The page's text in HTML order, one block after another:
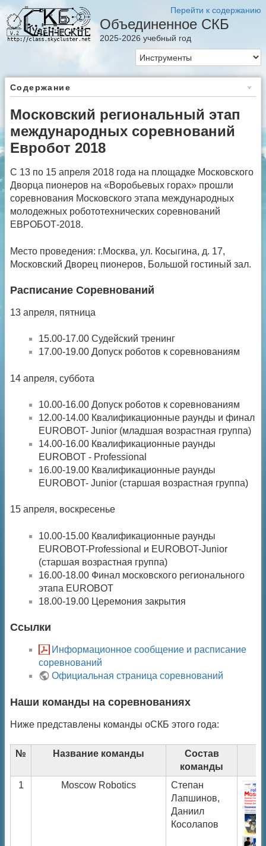
Перейти к содержанию
Объединенное СКБ
2025-2026 учебный год
Содержание
Московский региональный этап
международных соревнований
Евробот 2018
С 13 по 15 апреля 2018 года на площадке Московского
Дворца пионеров на «Воробьевых горах» прошли
соревнования Московского этапа международных
молодежных робототехнических соревнований
ЕВРОБОТ-2018.
Место проведения: г.Москва, ул. Косыгина, д. 17,
Московский Дворец пионеров, Большой гостиный зал.
Расписание Соревнований
13 апреля, пятница
15.00-17.00 Судейский тренинг
17.00-19.00 Допуск роботов к соревнованиям
14 апреля, суббота
10.00-16.00 Допуск роботов к соревнованиям
12.00-14.00 Квалификационные раунды и финал
EUROBOT- Junior (младшая возрастная группа)
14.00-16.00 Квалификационные раунды
EUROBOT - Professional
16.00-19.00 Квалификационные раунды
EUROBOT- Junior (старшая возрастная группа)
15 апреля, воскресенье
10.00-15.00 Квалификационные раунды
EUROBOT-Professional и EUROBOT-Junior
(старшая возрастная группа)
16.00-18.00 Финал московского регионального
этапа EUROBOT
18.00-19.00 Церемония закрытия
Ссылки
Информационное сообщение и расписание
соревнований
Официальная страница соревнований
Наши команды на соревнованиях
Ниже представлены команды оСКБ этого года:
№ Название команды
Состав
команды
1 Moscow Robotics
Степан
Лапшинов,
Даниил
Косолапов